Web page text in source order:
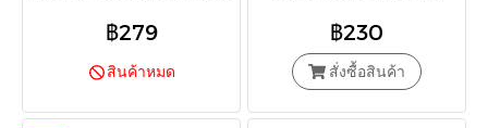
คุณตายได้จริงๆ
฿279
สินค้าหมด
และคำอธิบายสั้นๆเข้าใจง่าย
฿230
สั่งซื้อสินค้า